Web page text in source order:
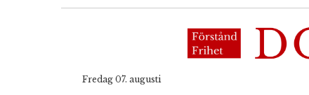
Fredag 07. augusti